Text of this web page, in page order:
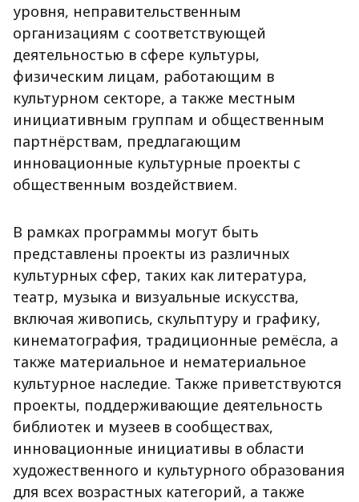
уровня, неправительственным
организациям с соответствующей
деятельностью в сфере культуры,
физическим лицам, работающим в
культурном секторе, а также местным
инициативным группам и общественным
партнёрствам, предлагающим
инновационные культурные проекты с
общественным воздействием.
В рамках программы могут быть
представлены проекты из различных
культурных сфер, таких как литература,
театр, музыка и визуальные искусства,
включая живопись, скульптуру и графику,
кинематография, традиционные ремёсла, а
также материальное и нематериальное
культурное наследие. Также приветствуются
проекты, поддерживающие деятельность
библиотек и музеев в сообществах,
инновационные инициативы в области
художественного и культурного образования
для всех возрастных категорий, а также